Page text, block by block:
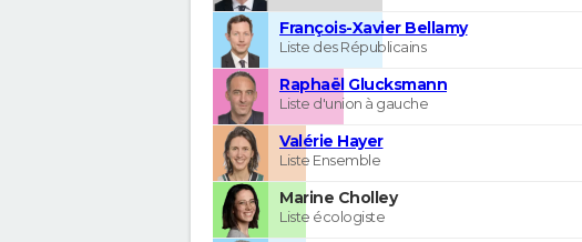
François-Xavier Bellamy
Liste des Républicains
Raphaël Glucksmann
Liste d'union à gauche
Valérie Hayer
Liste Ensemble
Marine Cholley
Liste écologiste